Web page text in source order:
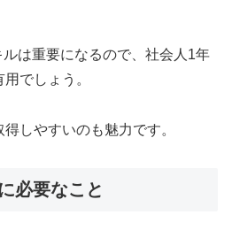
は重要になるので、社会人1年
でしょう。
しやすいのも魅力です。
必要なこと